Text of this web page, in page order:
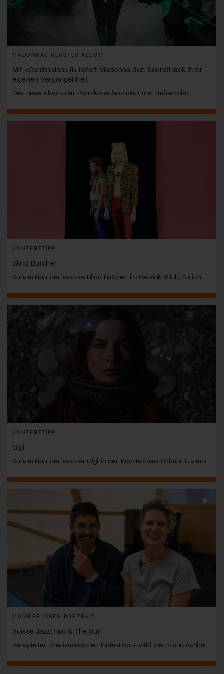
MADONNAS NEUSTES ALBUM
Mit «Confessions II» liefert Madonna den Soundtrack ihrer
eigenen Vergangenheit
Das neue Album der Pop-Ikone fasziniert und befremdet.
KONZERTTIPP
Blind Butcher
Konzerttipp der Woche: Blind Butcher im Helsinki Klub, Zürich
KONZERTTIPP
Gigi
Konzerttipp der Woche: Gigi in der Konzerthaus Schüür, Luzern
MUSIKER:INNEN PORTRAIT
Suisse Jazz: Two & The Sun
Verspielter, charismatischer Indie-Pop – wild, warm und nahbar